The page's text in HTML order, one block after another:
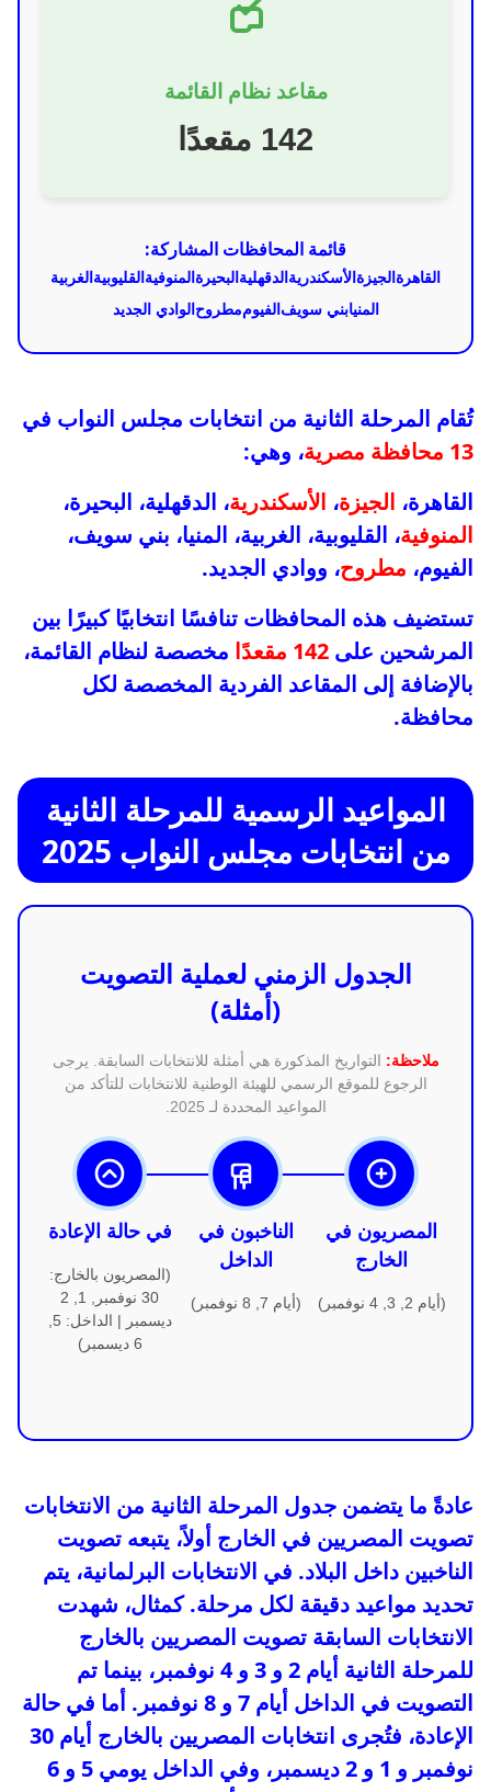
مقاعد نظام القائمة
142 مقعدًا
قائمة المحافظات المشاركة:
القاهرة الجيزة الأسكندرية الدقهلية البحيرة المنوفية القليوبية الغربية
المنيابني سويف الفيوممطروح الوادي الجديد
تُقام المرحلة الثانية من انتخابات مجلس النواب في
13 محافظة مصرية
، وهي:
القاهرة، الجيزة، الأسكندرية، الدقهلية، البحيرة،
المنوفية، القليوبية، الغربية، المنيا، بني سويف،
الفيوم، مطروح، ووادي الجديد.
تستضيف هذه المحافظات تنافسًا انتخابيًا كبيرًا بين
المرشحين على 142 مقعدًا
مخصصة لنظام القائمة،
بالإضافة إلى المقاعد الفردية المخصصة لكل
محافظة.
المواعيد الرسمية للمرحلة الثانية
من انتخابات مجلس النواب 2025
الجدول الزمني لعملية التصويت
(أمثلة)
ملاحظة: التواريخ المذكورة هي أمثلة للانتخابات السابقة. يرجى
الرجوع للموقع الرسمي للهيئة الوطنية للانتخابات للتأكد من
المواعيد المحددة لـ 2025.
المصريون في
الخارج
(أيام 2, 3, 4 نوفمبر)
الناخبون في
الداخل
(أيام 7, 8 نوفمبر)
في حالة الإعادة
(المصريون بالخارج:
30 نوفمبر, 1, 2
ديسمبر | الداخل: 5,
6 ديسمبر)
عادةً ما يتضمن جدول المرحلة الثانية من الانتخابات
تصويت المصريين في الخارج أولاً، يتبعه تصويت
الناخبين داخل البلاد. في الانتخابات البرلمانية، يتم
تحديد مواعيد دقيقة لكل مرحلة. كمثال، شهدت
الانتخابات السابقة تصويت المصريين بالخارج
للمرحلة الثانية أيام 2 و 3 و 4 نوفمبر، بينما تم
التصويت في الداخل أيام 7 و 8 نوفمبر. أما في حالة
الإعادة، فتُجرى انتخابات المصريين بالخارج أيام 30
نوفمبر و 1 و 2 ديسمبر، وفي الداخل يومي 5 و 6